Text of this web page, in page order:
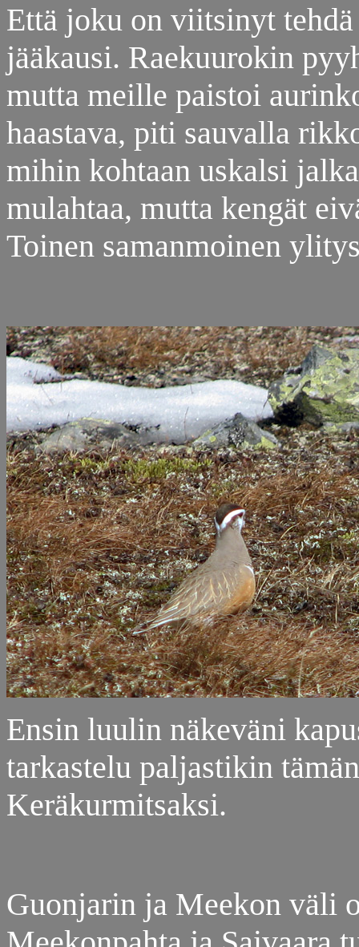
Että joku on viitsinyt
jääkausi. Raekuurokin
mutta meille paistoi
haastava, piti sauvalla
mihin kohtaan uskalsi
mulahtaa, mutta kengät
Toinen samanmoinen
Ensin luulin näkeväni
tarkastelu paljastikin
Keräkurmitsaksi.
Guonjarin ja Meekon väli